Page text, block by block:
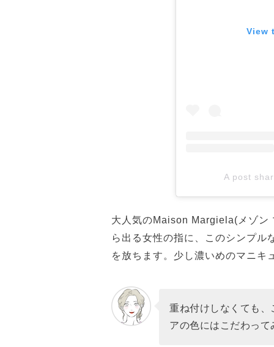
View
A post
大人気のMaison Margiela(メゾン
ら出る女性の指に、このシンプル
を放ちます。少し濃いめのマニキ
重ね付けしなくても
アの色にはこだわって